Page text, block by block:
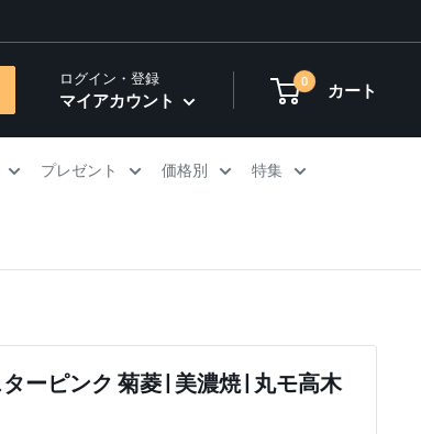
ログイン・登録
マイアカウント
0 カート
プレゼント 価格別 特集
ターピンク 菊菱 | 美濃焼 | 丸モ高木